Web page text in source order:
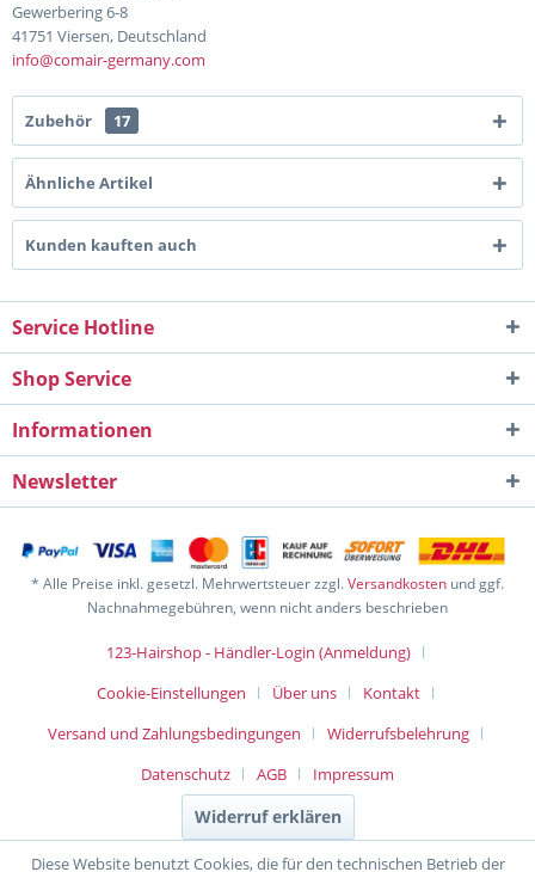
Gewerbering 6-8
41751 Viersen, Deutschland
info@comair-germany.com
Zubehör 17
Ähnliche Artikel
Kunden kauften auch
Service Hotline
Shop Service
Informationen
Newsletter
* Alle Preise inkl. gesetzl. Mehrwertsteuer zzgl.Versandkosten und ggf.
Nachnahmegebühren, wenn nicht anders beschrieben
123-Hairshop - Händler-Login (Anmeldung)
Cookie-Einstellungen
Über uns
Kontakt
Versand und Zahlungsbedingungen
Widerrufsbelehrung
Datenschutz
AGB Impressum
Widerruf erklären
Diese Website benutzt Cookies, die für den technischen Betrieb der